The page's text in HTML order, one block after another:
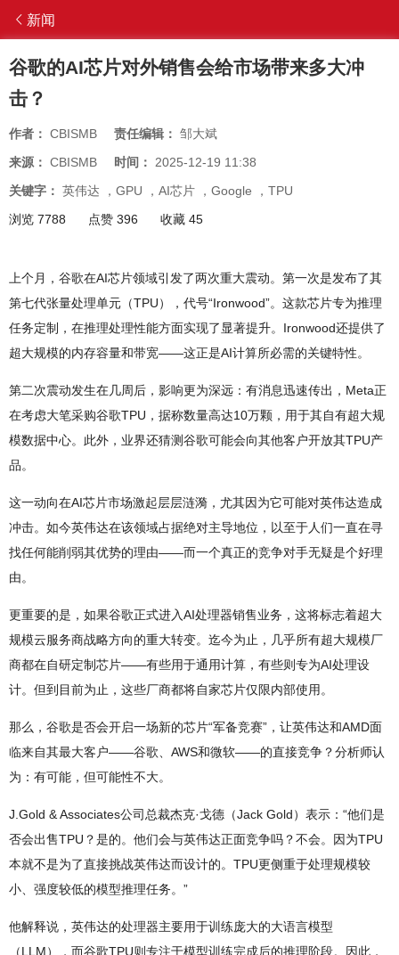
新闻
谷歌的AI芯片对外销售会给市场带来多大冲
击？
作者： CBISMB 责任编辑： 邹大斌
来源： CBISMB 时间： 2025-12-19 11:38
关键字： 英伟达 ， GPU ， AI芯片 ， Google ， TPU
浏览 7788
点赞 396 收藏 45
上个月，谷歌在AI芯片领域引发了两次重大震动。第一次是发布了其
第七代张量处理单元（TPU），代号“Ironwood”。这款芯片专为推理
任务定制，在推理处理性能方面实现了显著提升。Ironwood还提供了
超大规模的内存容量和带宽——这正是AI计算所必需的关键特性。
第二次震动发生在几周后，影响更为深远：有消息迅速传出，Meta正
在考虑大笔采购谷歌TPU，据称数量高达10万颗，用于其自有超大规
模数据中心。此外，业界还猜测谷歌可能会向其他客户开放其TPU产
品。
这一动向在AI芯片市场激起层层涟漪，尤其因为它可能对英伟达造成
冲击。如今英伟达在该领域占据绝对主导地位，以至于人们一直在寻
找任何能削弱其优势的理由——而一个真正的竞争对手无疑是个好理
由。
更重要的是，如果谷歌正式进入AI处理器销售业务，这将标志着超大
规模云服务商战略方向的重大转变。迄今为止，几乎所有超大规模厂
商都在自研定制芯片——有些用于通用计算，有些则专为AI处理设
计。但到目前为止，这些厂商都将自家芯片仅限内部使用。
那么，谷歌是否会开启一场新的芯片“军备竞赛”，让英伟达和AMD面
临来自其最大客户——谷歌、AWS和微软——的直接竞争？分析师认
为：有可能，但可能性不大。
J.Gold & Associates公司总裁杰克·戈德（Jack Gold）表示：“他们是
否会出售TPU？是的。他们会与英伟达正面竞争吗？不会。因为TPU
本就不是为了直接挑战英伟达而设计的。TPU更侧重于处理规模较
小、强度较低的模型推理任务。”
他解释说，英伟达的处理器主要用于训练庞大的大语言模型
（LLM），而谷歌TPU则专注于模型训练完成后的推理阶段。因此，